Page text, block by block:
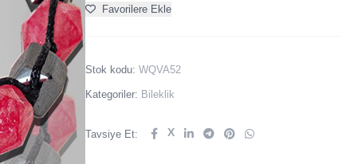
Favorilere Ekle
Stok kodu: WQVA52
Kategoriler: Bileklik
Tavsiye Et: X